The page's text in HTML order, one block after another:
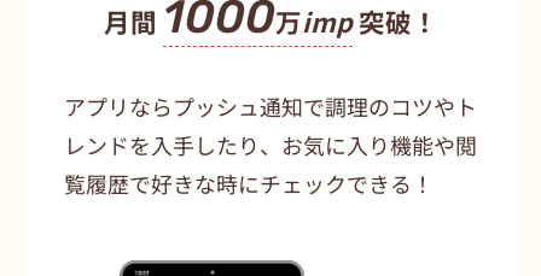
月間 1000万imp突破！
アプリならプッシュ通知で調理のコツやト
レンドを入手したり、お気に入り機能や閲
覧履歴で好きな時にチェックできる！